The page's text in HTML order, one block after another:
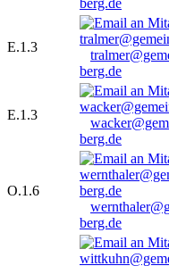
berg.de
E.1.3
berg.de
E.1.3
berg.de
O.1.6
berg.de